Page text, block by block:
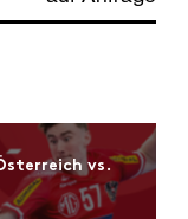
vs.